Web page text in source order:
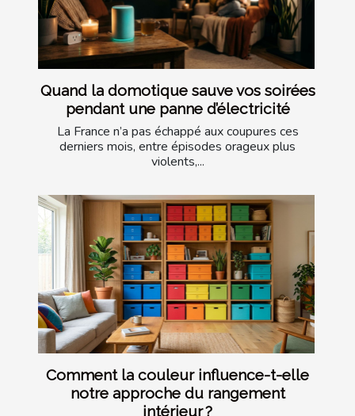
Quand la domotique sauve vos soirées
pendant une panne d’électricité
La France n’a pas échappé aux coupures ces
derniers mois, entre épisodes orageux plus
violents,...
Comment la couleur influence-t-elle
notre approche du rangement
intérieur ?